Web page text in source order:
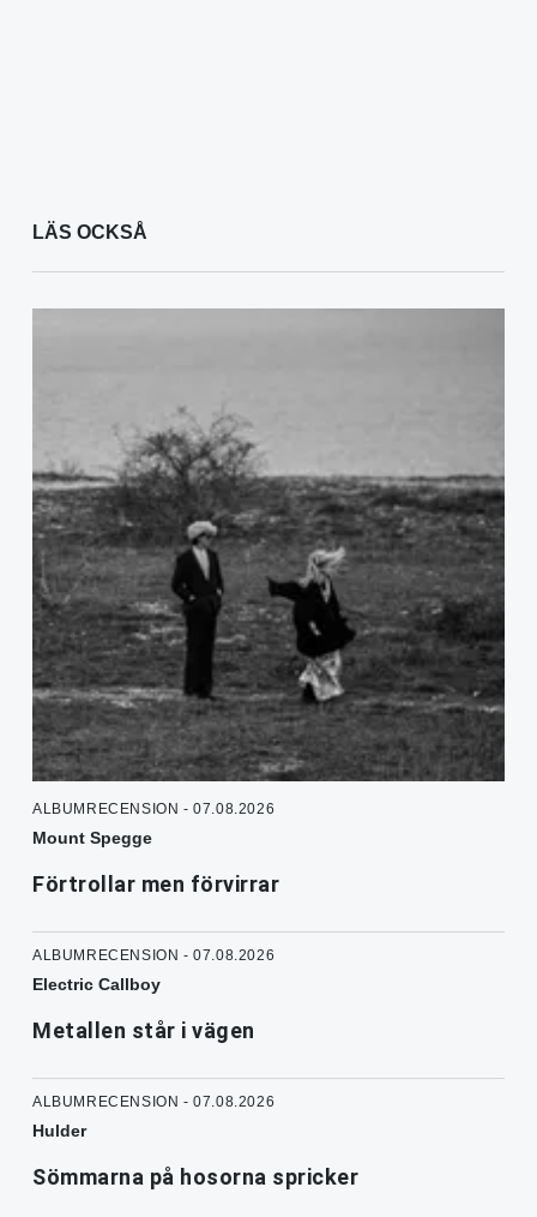
LÄS OCKSÅ
ALBUMRECENSION - 07.08.2026
Mount Spegge
Förtrollar men förvirrar
ALBUMRECENSION - 07.08.2026
Electric Callboy
Metallen står i vägen
ALBUMRECENSION - 07.08.2026
Hulder
Sömmarna på hosorna spricker